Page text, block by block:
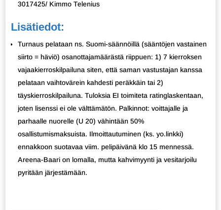
3017425/ Kimmo Telenius
Lisätiedot:
Turnaus pelataan ns. Suomi-säännöillä (sääntöjen vastainen
siirto = häviö) osanottajamäärästä riippuen: 1) 7 kierroksen
vajaakierroskilpailuna siten, että saman vastustajan kanssa
pelataan vaihtovärein kahdesti peräkkäin tai 2)
täyskierroskilpailuna. Tuloksia EI toimiteta ratinglaskentaan,
joten lisenssi ei ole välttämätön. Palkinnot: voittajalle ja
parhaalle nuorelle (U 20) vähintään 50%
osallistumismaksuista. Ilmoittautuminen (ks. yo.linkki)
ennakkoon suotavaa viim. pelipäivänä klo 15 mennessä.
Areena-Baari on lomalla, mutta kahvimyynti ja vesitarjoilu
pyritään järjestämään.